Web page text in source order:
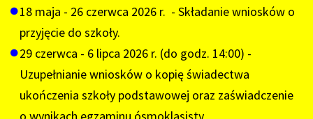
18 maja - 26 czerwca 2026 r. - Składanie wniosków o
przyjęcie do szkoły.
29 czerwca - 6 lipca 2026 r. (do godz. 14:00) -
Uzupełnianie wniosków o kopię świadectwa
ukończenia szkoły podstawowej oraz zaświadczenie